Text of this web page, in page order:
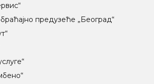
предузеће „Београд“